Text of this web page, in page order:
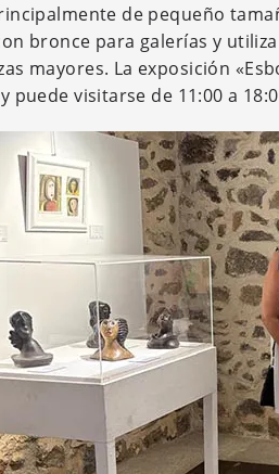
de pequeño
bronce para galerías y
mayores. La exposición
puede visitarse de 11:00 a